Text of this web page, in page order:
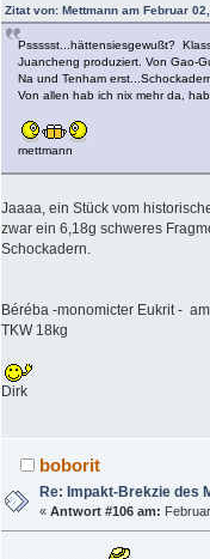
Zitat von: Mettmann am Februar
Pssssst...hättensiesgewußt?
Juancheng produziert. Von Gao-
Na und Tenham
Von allen hab ich nix mehr da,
mettmann
Jaaaa, ein Stück vom
zwar ein 6,18g schweres
Schockadern.
Béréba -monomicter Eukrit -
TKW 18kg
Dirk
boborit
Re: Impakt-Brekzie des
«Antwort #106 am: